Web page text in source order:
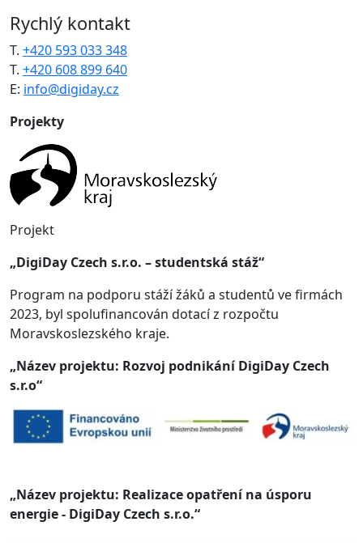
Rychlý kontakt
T. +420 593 033 348
T. +420 608 899 640
E: info@digiday.cz
Projekty
Projekt
„DigiDay Czech s.r.o. – studentská stáž“
Program na podporu stáží žáků a studentů ve firmách
2023, byl spolufinancován dotací z rozpočtu
Moravskoslezského kraje.
„Název projektu: Rozvoj podnikání DigiDay Czech
s.r.o“
„Název projektu: Realizace opatření na úsporu
energie - DigiDay Czech s.r.o.“